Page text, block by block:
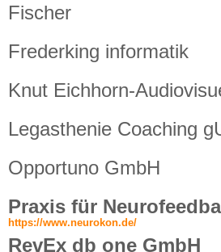
Fischer
Frederking informatik
Knut Eichhorn-
Legasthenie Coaching
Opportuno GmbH
Praxis für
https://www.neurokon.de/
RevEx db one GmbH